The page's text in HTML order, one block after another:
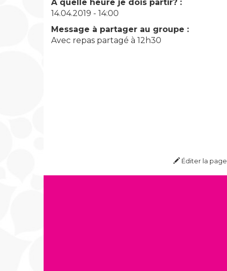
A quelle heure je dois partir? :
14.04.2019 - 14:00
Message à partager au groupe :
Avec repas partagé à 12h30
Éditer la page